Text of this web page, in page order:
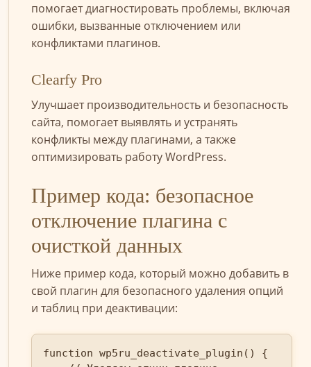
помогает диагностировать проблемы, включая
ошибки, вызванные отключением или
конфликтами плагинов.
Clearfy Pro
Улучшает производительность и безопасность
сайта, помогает выявлять и устранять
конфликты между плагинами, а также
оптимизировать работу WordPress.
Пример кода: безопасное
отключение плагина с
очисткой данных
Ниже пример кода, который можно добавить в
свой плагин для безопасного удаления опций
и таблиц при деактивации:
function wp5ru_deactivate_plugin() {